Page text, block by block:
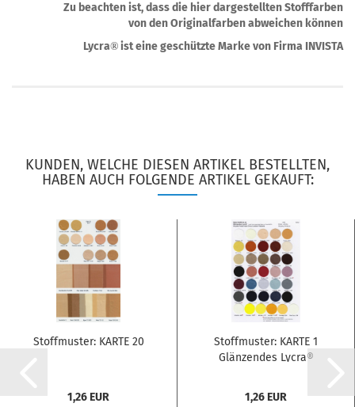
Zu beachten ist, dass die hier dargestellten Stofffarben
von den Originalfarben abweichen können
Lycra® ist eine geschützte Marke von Firma INVISTA
KUNDEN, WELCHE DIESEN ARTIKEL BESTELLTEN,
HABEN AUCH FOLGENDE ARTIKEL GEKAUFT:
Stoffmuster: KARTE 20
1,26 EUR
Stoffmuster: KARTE 1
Glänzendes Lycra®
1,26 EUR